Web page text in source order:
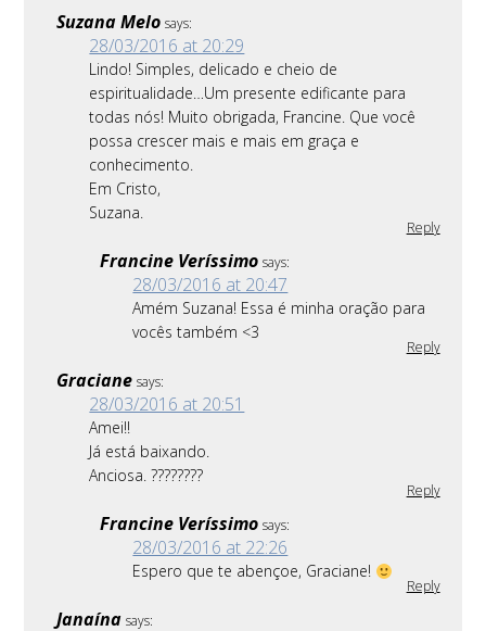
Suzana Melo says:
28/03/2016 at 20:29
Lindo! Simples, delicado e cheio de
espiritualidade…Um presente edificante para
todas nós! Muito obrigada, Francine. Que você
possa crescer mais e mais em graça e
conhecimento.
Em Cristo,
Suzana.
Reply
Francine Veríssimo says:
28/03/2016 at 20:47
Amém Suzana! Essa é minha oração para
vocês também <3
Reply
Graciane says:
28/03/2016 at 20:51
Amei!!
Já está baixando.
Anciosa. ????????
Reply
Francine Veríssimo says:
28/03/2016 at 22:26
Espero que te abençoe, Graciane!
Reply
Janaína says: